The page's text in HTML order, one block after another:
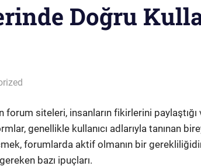
Doğru
forum siteleri, insanların fikirlerini
genellikle kullanıcı adlarıyla tanınan
forumlarda aktif olmanın bir
bazı ipuçları.